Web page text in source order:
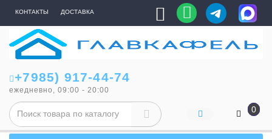
КОНТАКТЫ ДОСТАВКА
+7985) 917-44-74
ежедневно, 09:00 - 20:00
0